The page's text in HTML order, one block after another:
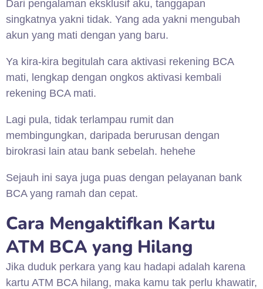
Dari pengalaman eksklusif aku, tanggapan
singkatnya yakni tidak. Yang ada yakni mengubah
akun yang mati dengan yang baru.
Ya kira-kira begitulah cara aktivasi rekening BCA
mati, lengkap dengan ongkos aktivasi kembali
rekening BCA mati.
Lagi pula, tidak terlampau rumit dan
membingungkan, daripada berurusan dengan
birokrasi lain atau bank sebelah. hehehe
Sejauh ini saya juga puas dengan pelayanan bank
BCA yang ramah dan cepat.
Cara Mengaktifkan Kartu
ATM BCA yang Hilang
Jika duduk perkara yang kau hadapi adalah karena
kartu ATM BCA hilang, maka kamu tak perlu khawatir,